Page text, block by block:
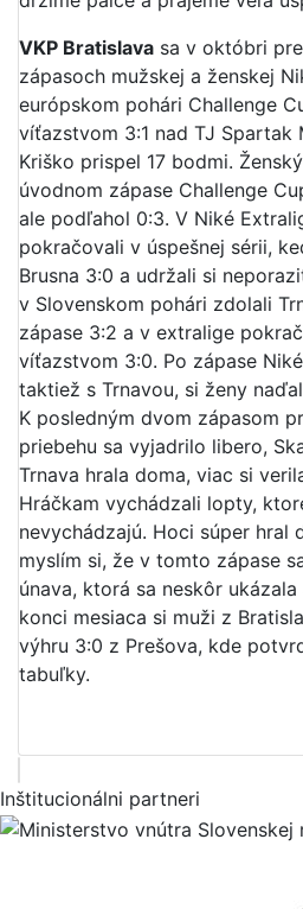
VKP Bratislava sa v októbri
zápasoch mužskej a ženskej
európskom pohári Challenge
víťazstvom 3:1 nad TJ Spartak
Kriško prispel 17 bodmi.
úvodnom zápase Challenge
ale podľahol 0:3. V Niké
pokračovali v úspešnej sérii,
Brusna 3:0 a udržali si
v Slovenskom pohári zdolali
zápase 3:2 a v extralige
víťazstvom 3:0. Po zápase
taktiež s Trnavou, si ženy
K posledným dvom zápasom
priebehu sa vyjadrilo libero,
Trnava hrala doma, viac si
Hráčkam vychádzali lopty,
nevychádzajú. Hoci súper hral
myslím si, že v tomto zápase
únava, ktorá sa neskôr ukázala
konci mesiaca si muži z
výhru 3:0 z Prešova, kde
tabuľky.
Inštitucionálni partneri